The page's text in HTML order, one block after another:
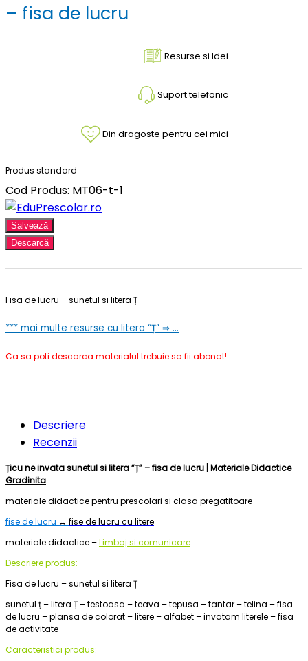
– fisa de lucru
Resurse si Idei
Suport telefonic
Din dragoste pentru cei mici
Produs standard
Cod Produs: MT06-t-1
Salvează
Descarcă
Fisa de lucru – sunetul si litera Ț
*** mai multe resurse cu litera “Ț” ⇒ …
Ca sa poti descarca materialul trebuie sa fii abonat!
Descriere
Recenzii
Țicu ne invata sunetul si litera “Ț” – fisa de lucru | Materiale Didactice
Gradinita
materiale didactice pentru prescolari si clasa pregatitoare
fise de lucru ↔ fise de lucru cu litere
materiale didactice –Limbaj si comunicare
Descriere produs:
Fisa de lucru – sunetul si litera Ț
sunetul ț – litera Ț – testoasa – teava – tepusa – tantar – telina – fisa
de lucru – plansa de colorat – litere – alfabet – invatam literele – fisa
de activitate
Caracteristici produs: